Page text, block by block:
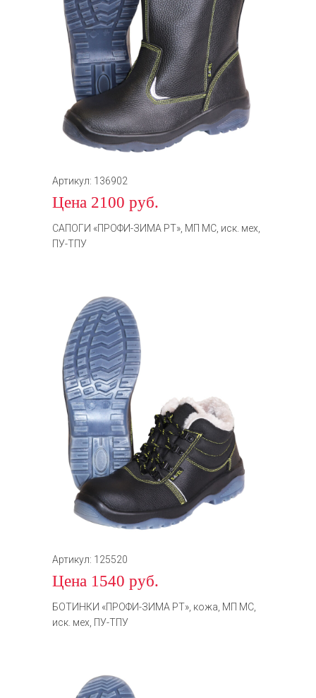
Артикул: 136902
Цена 2100 руб.
САПОГИ «ПРОФИ-ЗИМА РТ», МП МС, иск. мех,
ПУ-ТПУ
Артикул: 125520
Цена 1540 руб.
БОТИНКИ «ПРОФИ-ЗИМА РТ», кожа, МП МС,
иск. мех, ПУ-ТПУ